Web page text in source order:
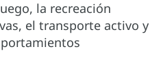
la recreación
el transporte activo y